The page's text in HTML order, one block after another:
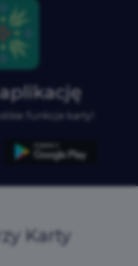
funkcje karty!
Karty